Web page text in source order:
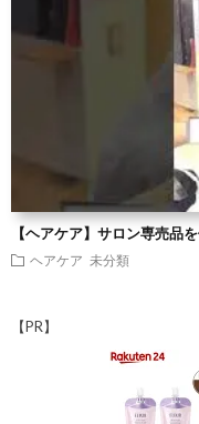
【ヘアケア】サロン専売品
ヘアケア 未分類
【PR】